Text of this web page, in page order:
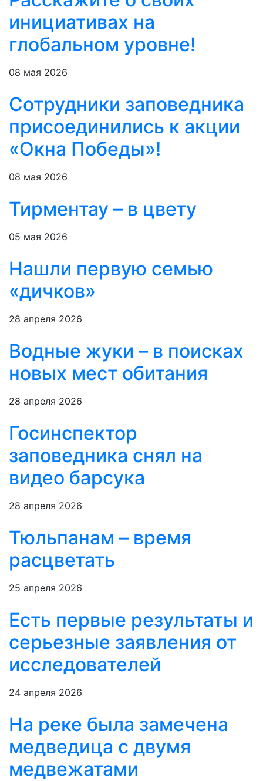
инициативах на
глобальном уровне!
08 мая 2026
Сотрудники заповедника
присоединились к акции
«Окна Победы»!
08 мая 2026
Тирментау – в цвету
05 мая 2026
Нашли первую семью
«дичков»
28 апреля 2026
Водные жуки – в поисках
новых мест обитания
28 апреля 2026
Госинспектор
заповедника снял на
видео барсука
28 апреля 2026
Тюльпанам – время
расцветать
25 апреля 2026
Есть первые результаты и
серьезные заявления от
исследователей
24 апреля 2026
На реке была замечена
медведица с двумя
медвежатами